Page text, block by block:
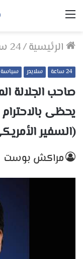
القائمة
الرئيسية/24 ساعة
24 ساعة سلايدر سياسة
صاحب الجلالة
يحظى
(السفير
مراكش بوست